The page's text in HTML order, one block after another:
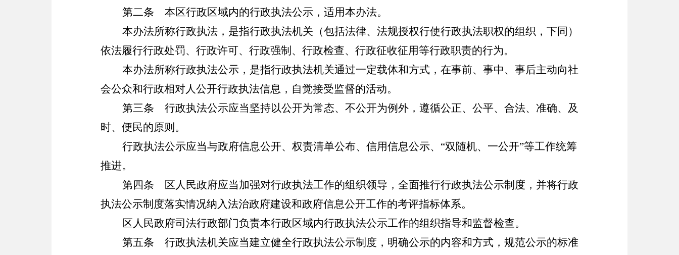
第二条 本区行政区域内的行政执法公示，适用本办法。
本办法所称行政执法，是指行政执法机关（包括法律、法规授权行使行政执法职权的组织，下同）
依法履行行政处罚、行政许可、行政强制、行政检查、行政征收征用等行政职责的行为。
本办法所称行政执法公示，是指行政执法机关通过一定载体和方式，在事前、事中、事后主动向社
会公众和行政相对人公开行政执法信息，自觉接受监督的活动。
第三条 行政执法公示应当坚持以公开为常态、不公开为例外，遵循公正、公平、合法、准确、及
时、便民的原则。
行政执法公示应当与政府信息公开、权责清单公布、信用信息公示、 “双随机、一公开”等工作统筹
推进。
第四条 区人民政府应当加强对行政执法工作的组织领导，全面推行行政执法公示制度，并将行政
执法公示制度落实情况纳入法治政府建设和政府信息公开工作的考评指标体系。
区人民政府司法行政部门负责本行政区域内行政执法公示工作的组织指导和监督检查。
第五条 行政执法机关应当建立健全行政执法公示制度，明确公示的内容和方式，规范公示的标准